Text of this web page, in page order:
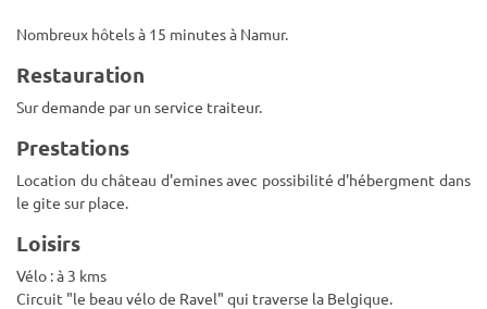
Nombreux hôtels à 15 minutes à Namur.
Restauration
Sur demande par un service traiteur.
Prestations
Location du château d'emines avec possibilité d'hébergment dans
le gite sur place.
Loisirs
Vélo : à 3 kms
Circuit "le beau vélo de Ravel" qui traverse la Belgique.